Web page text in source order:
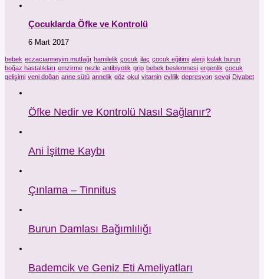
Çocuklarda Öfke ve Kontrolü
6 Mart 2017
bebek eczacıanneyim mutfağı hamilelik çocuk ilaç çocuk eğitimi alerji kulak burun
boğaz hastalıkları emzirme nezle antibiyotik grip bebek beslenmesi ergenlik çocuk
gelişimi yeni doğan anne sütü annelik göz okul vitamin evlilik depresyon sevgi Diyabet
Öfke Nedir ve Kontrolü Nasıl Sağlanır?
Ani İşitme Kaybı
Çınlama – Tinnitus
Burun Damlası Bağımlılığı
Bademcik ve Geniz Eti Ameliyatları